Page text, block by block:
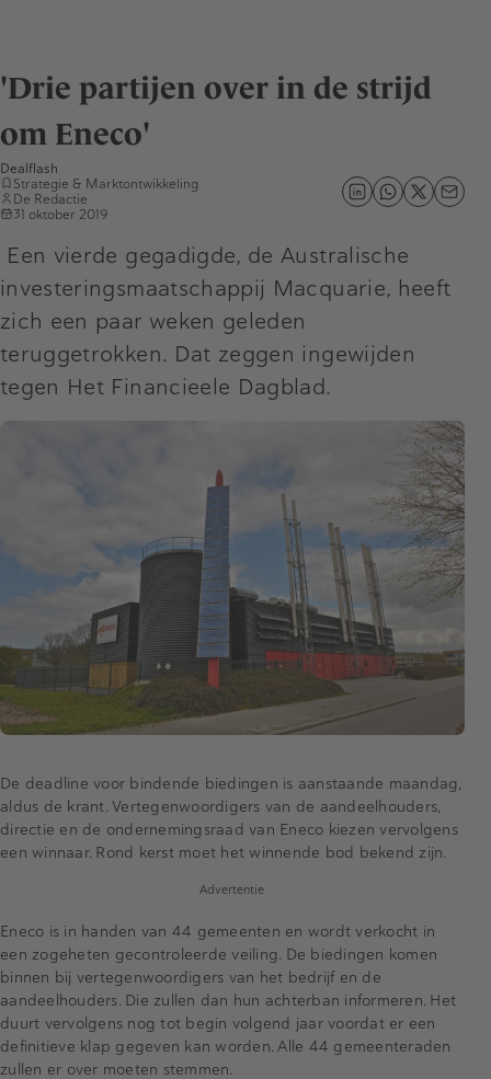
'Drie partijen over in de strijd
om Eneco'
Dealflash
Strategie & Marktontwikkeling
De Redactie
31 oktober 2019
Een vierde gegadigde, de Australische
investeringsmaatschappij Macquarie, heeft
zich een paar weken geleden
teruggetrokken. Dat zeggen ingewijden
tegen Het Financieele Dagblad.
De deadline voor bindende biedingen is aanstaande maandag,
aldus de krant. Vertegenwoordigers van de aandeelhouders,
directie en de ondernemingsraad van Eneco kiezen vervolgens
een winnaar. Rond kerst moet het winnende bod bekend zijn.
Advertentie
Eneco is in handen van 44 gemeenten en wordt verkocht in
een zogeheten gecontroleerde veiling. De biedingen komen
binnen bij vertegenwoordigers van het bedrijf en de
aandeelhouders. Die zullen dan hun achterban informeren. Het
duurt vervolgens nog tot begin volgend jaar voordat er een
definitieve klap gegeven kan worden. Alle 44 gemeenteraden
zullen er over moeten stemmen.